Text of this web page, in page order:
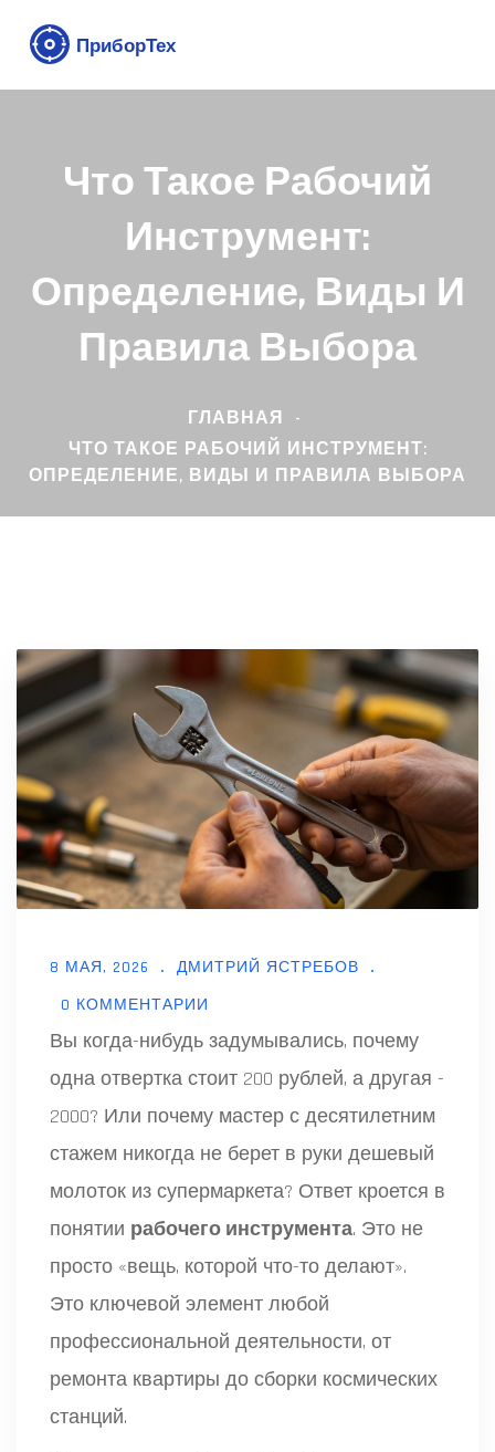
Что Такое Рабочий
Инструмент:
Определение, Виды И
Правила Выбора
ГЛАВНАЯ
ЧТО ТАКОЕ РАБОЧИЙ ИНСТРУМЕНТ:
ОПРЕДЕЛЕНИЕ, ВИДЫ И ПРАВИЛА ВЫБОРА
8 МАЯ, 2026
ДМИТРИЙ ЯСТРЕБОВ
0 КОММЕНТАРИИ
Вы когда-нибудь задумывались, почему
одна отвертка стоит 200 рублей, а другая -
2000? Или почему мастер с десятилетним
стажем никогда не берет в руки дешевый
молоток из супермаркета? Ответ кроется в
понятии рабочего инструмента. Это не
просто «вещь, которой что-то делают».
Это ключевой элемент любой
профессиональной деятельности, от
ремонта квартиры до сборки космических
станций.